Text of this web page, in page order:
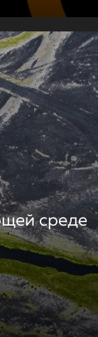
среде